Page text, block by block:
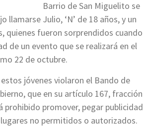
Barrio de San Miguelito se
llamarse Julio, ‘N’ de 18 años, y un
quienes fueron sorprendidos cuando
de un evento que se realizará en el
22 de octubre.
jóvenes violaron el Bando de
que en su artículo 167, fracción
prohibido promover, pegar publicidad
no permitidos o autorizados.